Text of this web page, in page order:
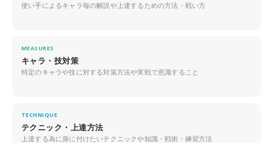
使い手によるキャラ毎の解説や上達するための方法・戦い方
MEASURES
キャラ・技対策
特定のキャラや技に対する対策方法や実戦で意識すること
TECHNIQUE
テクニック・上達方法
上達する為に身に付けたいテクニックや知識・戦術・練習方法